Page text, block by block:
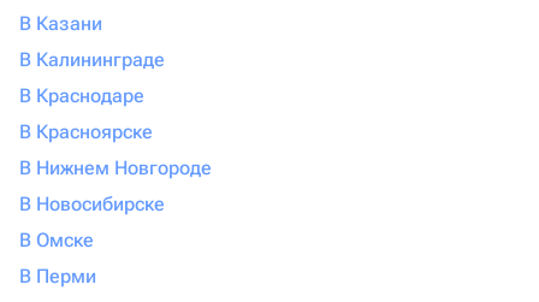
В Казани
В Калининграде
В Краснодаре
В Красноярске
В Нижнем Новгороде
В Новосибирске
В Омске
В Перми